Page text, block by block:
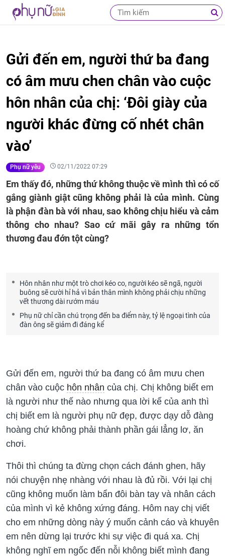
Gửi đến em, người thứ ba đang
có âm mưu chen chân vào cuộc
hôn nhân của chị: ‘Đôi giày của
người khác đừng cố nhét chân
vào’
Phụ nữ yêu 02/11/2022 07:29
Em thấy đó, những thứ không thuộc về mình thì có cố
gắng giành giật cũng không phải là của mình. Cùng
là phận đàn bà với nhau, sao không chịu hiểu và cảm
thông cho nhau? Sao cứ mãi gây ra những tổn
thương đau đớn tột cùng?
Hôn nhân như một trò chơi kéo co, người kéo sẽ ngã, người
buông sẽ cười hỉ hả vì bản thân mình không phải chịu những
vết thương dài rướm máu
Phụ nữ chỉ cần chú trọng đến ba điểm này, tỷ lệ ngoại tình của
đàn ông sẽ giảm đi đáng kể
Gửi đến em, người thứ ba đang có âm mưu chen
chân vào cuộc hôn nhân của chị. Chị không biết em
là người như thế nào nhưng qua lời kể của anh thì
chị biết em là người phụ nữ đẹp, được dạy dỗ đàng
hoàng chứ không phải thành phần gái lẳng lơ, ăn
chơi.
Thôi thì chúng ta đừng chọn cách đánh ghen, hãy
nói chuyện nhẹ nhàng với nhau là đủ rồi. Với lại chị
cũng không muốn làm bẩn đôi bàn tay và nhân cách
của mình vì kẻ không xứng đáng. Hôm nay chị viết
cho em những dòng này ý muốn cảnh cáo và khuyên
em nên dừng lại trước khi sự việc đi quá xa. Chị
không nghĩ em ngốc đến nỗi không biết mình đang